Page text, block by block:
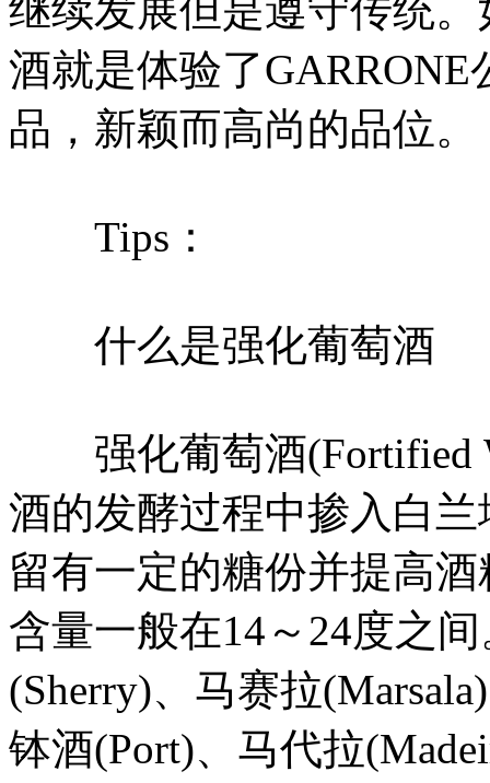
继续发展但是遵守传统
酒就是体验了
品，新颖而高尚的品位。
Tips：
什么是强化葡萄酒
强化葡萄酒(Fortified
酒的发酵过程中掺入白
留有一定的糖份并提高
含量一般在14～24度之
(Sherry)、马赛拉
钵酒(Port)、马代拉